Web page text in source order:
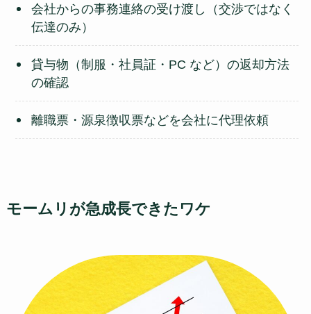
会社からの事務連絡の受け渡し（交渉ではなく
伝達のみ）
貸与物（制服・社員証・PC など）の返却方法
の確認
離職票・源泉徴収票などを会社に代理依頼
モームリが急成長できたワケ